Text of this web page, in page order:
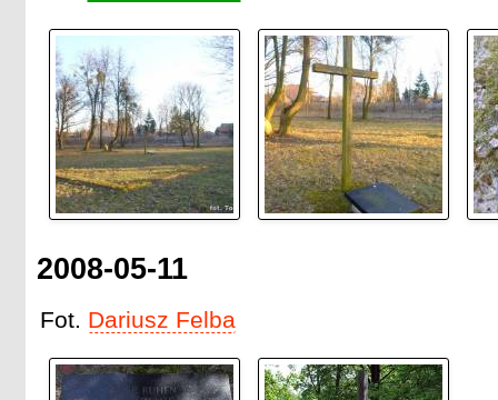
2008-05-11
Fot. Dariusz Felba